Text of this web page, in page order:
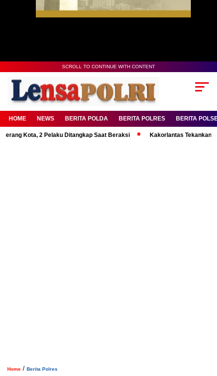
SCROLL TO CONTINUE WITH CONTENT
HOME NEWS BERITA POLDA BERITA POLRES BERITA
2 Pelaku Ditangkap Saat Beraksi Kakorlantas Tekankan Mental
Home / Berita Polres